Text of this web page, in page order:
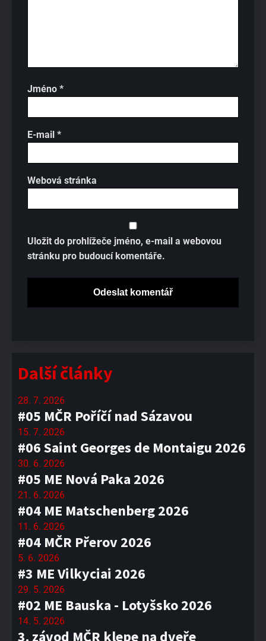
Jméno *
E-mail *
Webová stránka
Uložit do prohlížeče jméno, e-mail a webovou
stránku pro budoucí komentáře.
Další články
28. 7. 2026
#05 MČR Poříčí nad Sázavou
15. 7. 2026
#06 Saint Georges de Montaigu 2026
30. 6. 2026
#05 ME Nová Paka 2026
21. 6. 2026
#04 ME Matschenberg 2026
11. 6. 2026
#04 MČR Přerov 2026
5. 6. 2026
#3 ME Vilkyciai 2026
29. 5. 2026
#02 ME Bauska - Lotyšsko 2026
14. 5. 2026
3. závod MČR klepe na dveře